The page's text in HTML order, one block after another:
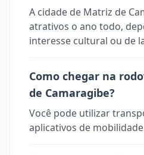
A cidade de Matriz de
atrativos o ano todo,
interesse cultural ou de
Como chegar na
de Camaragibe?
Você pode utilizar
aplicativos de